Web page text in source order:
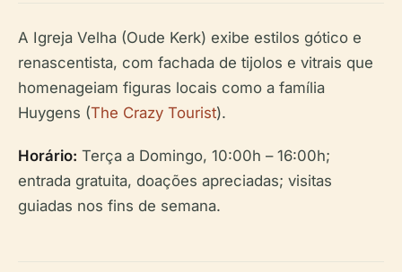
A Igreja Velha (Oude Kerk) exibe estilos gótico e
renascentista, com fachada de tijolos e vitrais que
homenageiam figuras locais como a família
Huygens (The Crazy Tourist).
Horário: Terça a Domingo, 10:00h – 16:00h;
entrada gratuita, doações apreciadas; visitas
guiadas nos fins de semana.